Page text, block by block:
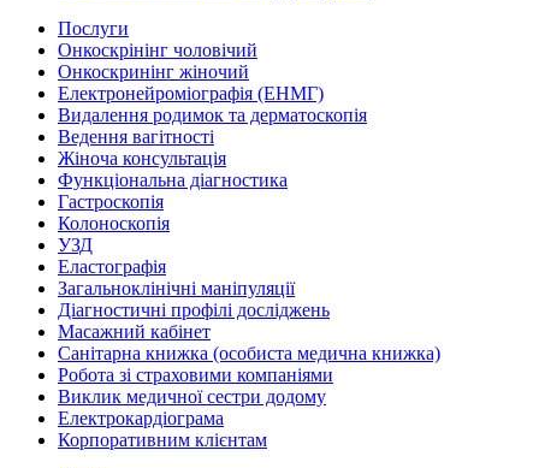
Послуги
Онкоскрінінг чоловічий
Онкоскринінг жіночий
Електронейроміографія (ЕНМГ)
Видалення родимок та дерматоскопія
Ведення вагітності
Жіноча консультація
Функціональна діагностика
Гастроскопія
Колоноскопія
УЗД
Еластографія
Загальноклінічні маніпуляції
Діагностичні профілі досліджень
Масажний кабінет
Санітарна книжка (особиста медична книжка)
Робота зі страховими компаніями
Виклик медичної сестри додому
Електрокардіограма
Корпоративним клієнтам